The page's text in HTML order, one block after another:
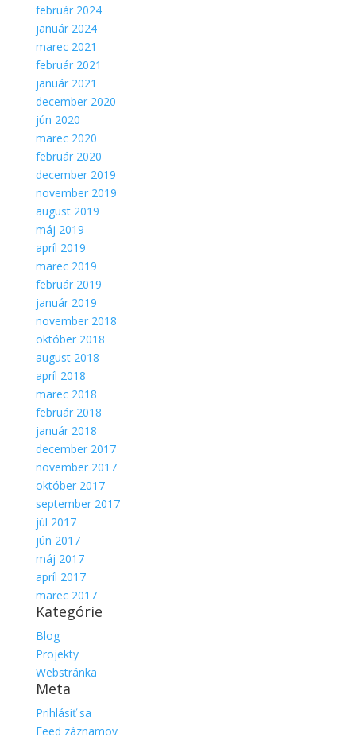
február 2024
január 2024
marec 2021
február 2021
január 2021
december 2020
jún 2020
marec 2020
február 2020
december 2019
november 2019
august 2019
máj 2019
apríl 2019
marec 2019
február 2019
január 2019
november 2018
október 2018
august 2018
apríl 2018
marec 2018
február 2018
január 2018
december 2017
november 2017
október 2017
september 2017
júl 2017
jún 2017
máj 2017
apríl 2017
marec 2017
Kategórie
Blog
Projekty
Webstránka
Meta
Prihlásiť sa
Feed záznamov